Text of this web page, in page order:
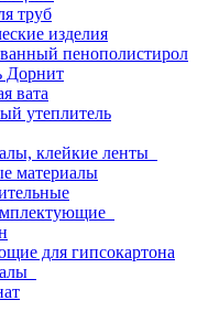
труб
изделия
пенополистирол
Дорнит
вата
утеплитель
клейкие ленты
материалы
для гипсокартона